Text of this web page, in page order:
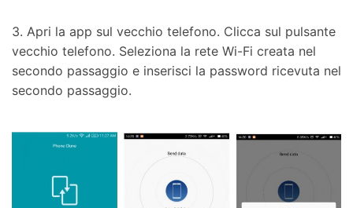
3. Apri la app sul vecchio telefono. Clicca sul pulsante
vecchio telefono. Seleziona la rete Wi-Fi creata nel
secondo passaggio e inserisci la password ricevuta nel
secondo passaggio.